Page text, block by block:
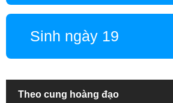
Sinh ngày 19
Theo cung hoàng đạo